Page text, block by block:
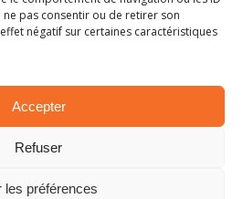
ne pas consentir ou de retirer son
négatif sur certaines caractéristiques
Accepter
Refuser
les préférences
SUR: